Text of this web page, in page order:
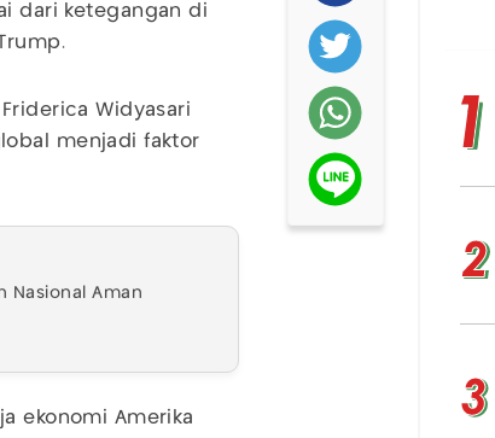
dari ketegangan di
Widyasari
menjadi faktor
Nasional Aman
ekonomi Amerika